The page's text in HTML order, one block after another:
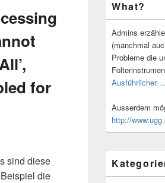
for
sind diese
die
Seitenleisten-
Widgetbereich
What?
Admins
(manchmal
Probleme die
Ausführlicher ...
Ausserdem
http://